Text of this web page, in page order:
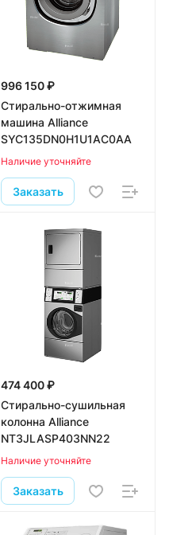
996 150 ₽
Стирально-отжимная
машина Alliance
SYC135DN0H1U1AC0AA
Наличие уточняйте
Заказать
474 400 ₽
Стирально-сушильная
колонна Alliance
NT3JLASP403NN22
Наличие уточняйте
Заказать